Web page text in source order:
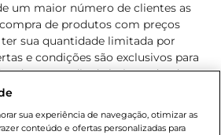
um maior número de clientes as
de produtos com preços
sua quantidade limitada por
e condições são exclusivos para
durante o dia de hoje, podendo
notificação. Proibida a venda
inciso II (Estatuto da Criança e do
sua experiência de navegação, otimizar as
conteúdo e ofertas personalizadas para